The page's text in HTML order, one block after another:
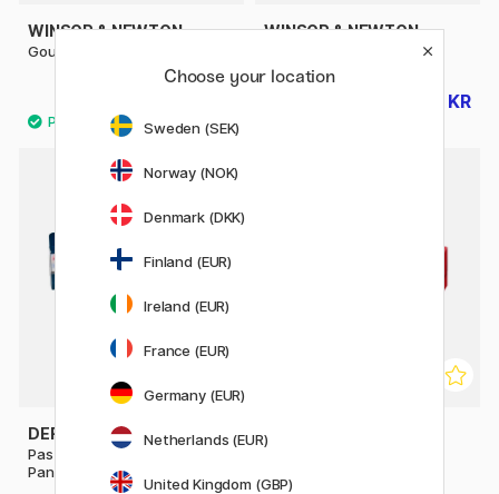
WINSOR & NEWTON
Gouache 14 ml (#3)
WINSOR & NEWTON
111 KR
DERWENT
Pastel Shades Akvarel Paint
Pan Set 12 halvkopper
FABER-CASTELL
Choose your location
Sweden (SEK)
Norway (NOK)
Denmark (DKK)
Finland (EUR)
Ireland (EUR)
France (EUR)
Germany (EUR)
Netherlands (EUR)
United Kingdom (GBP)